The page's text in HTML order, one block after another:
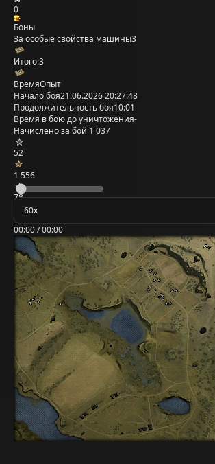
0
Боны
За особые свойства машины3
Итого:3
ВремяОпыт
Начало боя21.06.2026 20:27:48
Продолжительность боя10:01
Время в бою до уничтожения-
Начислено за бой 1 037
52
1 556
78
00:00 / 00:00